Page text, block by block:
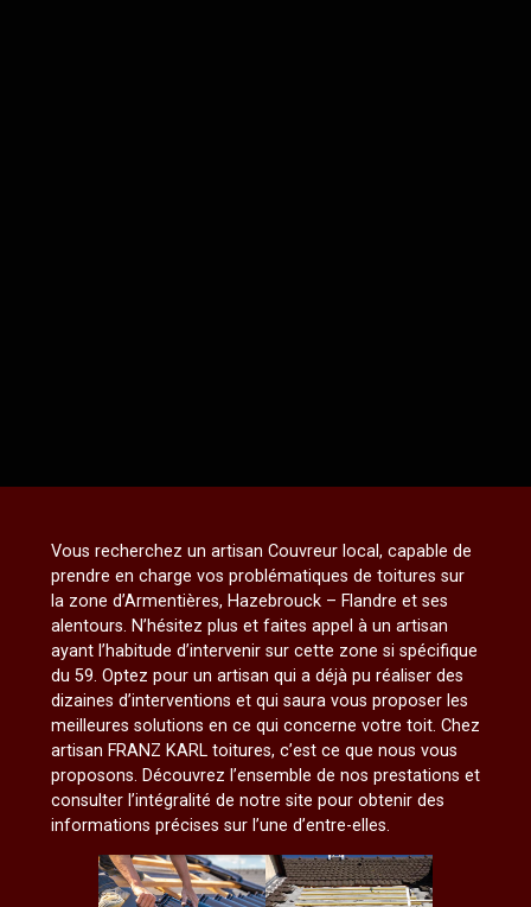
Vous recherchez un artisan Couvreur local, capable de
prendre en charge vos problématiques de toitures sur
la zone d’Armentières, Hazebrouck – Flandre et ses
alentours. N’hésitez plus et faites appel à un artisan
ayant l’habitude d’intervenir sur cette zone si spécifique
du 59. Optez pour un artisan qui a déjà pu réaliser des
dizaines d’interventions et qui saura vous proposer les
meilleures solutions en ce qui concerne votre toit. Chez
artisan FRANZ KARL toitures, c’est ce que nous vous
proposons. Découvrez l’ensemble de nos prestations et
consulter l’intégralité de notre site pour obtenir des
informations précises sur l’une d’entre-elles.